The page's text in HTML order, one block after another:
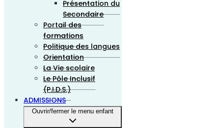
Présentation du
Secondaire
Portail des
formations
Politique des langues
Orientation
La Vie scolaire
Le Pôle Inclusif
(P.I.D.S.)
ADMISSIONS
Ouvrir/fermer le menu enfant